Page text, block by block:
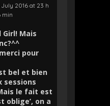
July 2016 at 23 h
min
Girl! Mais
pour
bel et bien
sessions
le fait est
oblige’, on a